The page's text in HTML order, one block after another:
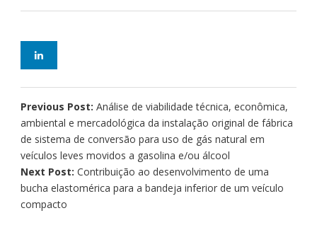
Previous Post: Análise de viabilidade técnica, econômica,
ambiental e mercadológica da instalação original de fábrica
de sistema de conversão para uso de gás natural em
veículos leves movidos a gasolina e/ou álcool
Next Post: Contribuição ao desenvolvimento de uma
bucha elastomérica para a bandeja inferior de um veículo
compacto